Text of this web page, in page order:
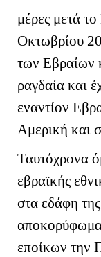
μέρες μετά
Οκτωβρίου
των Εβραίων
ραγδαία και
εναντίον
Αμερική και
Ταυτόχρονα
εβραϊκής
στα εδάφη
αποκορύφωμα
εποίκων την